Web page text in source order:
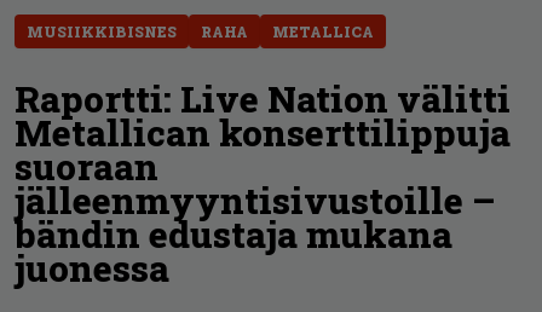
MUSIIKKIBISNES RAHA METALLICA
Raportti: Live Nation välitti
Metallican konserttilippuja
suoraan
jälleenmyyntisivustoille –
bändin edustaja mukana
juonessa